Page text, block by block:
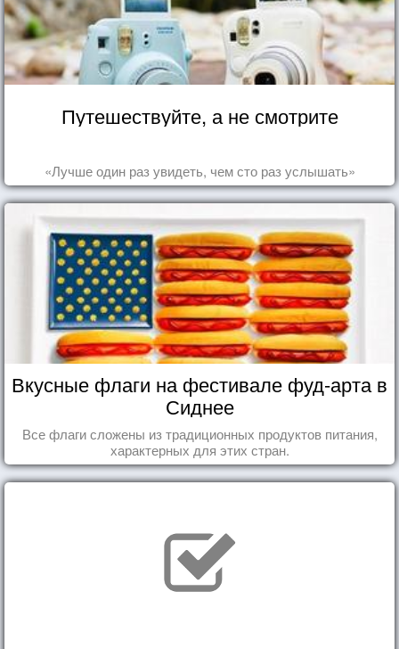
Путешествуйте, а не смотрите
«Лучше один раз увидеть, чем сто раз услышать»
Вкусные флаги на фестивале фуд-арта в
Сиднее
Все флаги сложены из традиционных продуктов питания,
характерных для этих стран.